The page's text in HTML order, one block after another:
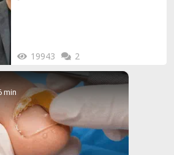
19943 2
min